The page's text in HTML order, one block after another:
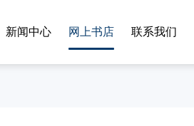
新闻中心 网上书店 联系我们